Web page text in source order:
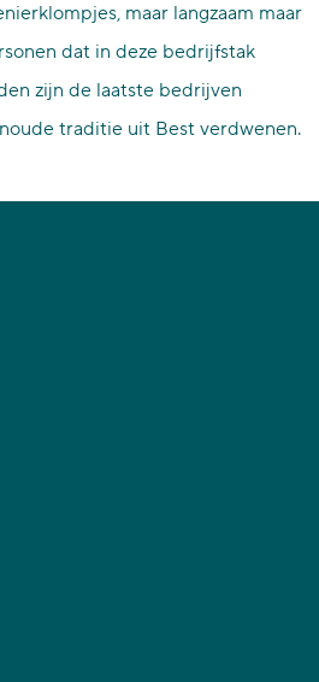
maar langzaam maar
dat in deze bedrijfstak
zijn de laatste bedrijven
traditie uit Best verdwenen.